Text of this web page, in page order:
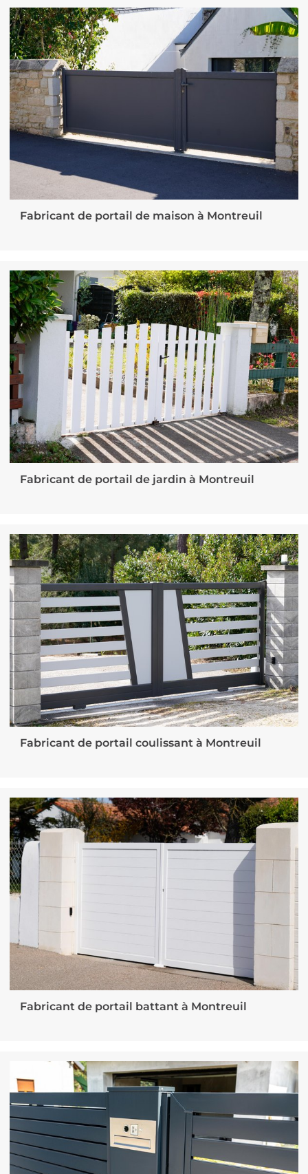
Fabricant de portail de maison à Montreuil
Fabricant de portail de jardin à Montreuil
Fabricant de portail coulissant à Montreuil
Fabricant de portail battant à Montreuil